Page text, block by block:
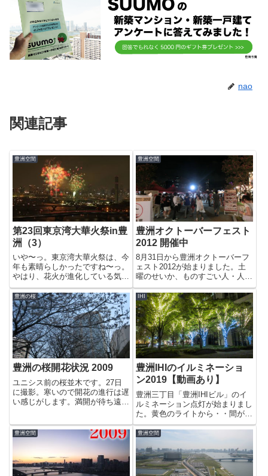
nao
関連記事
豊洲空間
第23回東京湾大華火祭in豊
洲（3）
いや〜っ。東京湾大華火祭は、今
年も素晴らしかったですね〜っ。
やはり、花火が進化している気が
します。というわけで撮影した花
火の写真の中からチョイスしまし
たのでクリックして楽しんでいた
だければ嬉しいです。晴海埠頭の
建物と比べるとその巨大さが分
か...
豊洲空間
豊洲オクトーバーフェスト
2012 開催中
8月31日から豊洲オクトーバーフ
ェスト2012が始まりました。土
曜のせいか、ものすごい人・人・
人！どこから、こんなに大勢の人
がやって来てるんでしょう
か・・？今年は、晴海橋公園の海
沿いにも席が用意されていまし
た。今日は比較的涼しい方でした
がま...
豊洲の桜
豊洲の桜開花状況 2009
ユニシス前の桜並木です。27日
に撮影。寒いので開花の進行は遅
い感じがします。満開が待ち遠し
はユニシス前よりも開花が遅れ気
味な感じです。日当たりが良いの
にな〜。今日お台場にも行きま
し...
IHI
豊洲IHIのイルミネーショ
ン2019【動画あり】
豊洲三丁目「豊洲IHIビル」のイ
ルミネーション点灯が始まりまし
た。黄色のライトから・・間があ
って・・青い光が点灯します。今
年もきれいですね〜っ。「エクセ
のイルミネーションがありまし
た。右に見えるのが富士山で
す。...
豊洲空間 豊洲空間